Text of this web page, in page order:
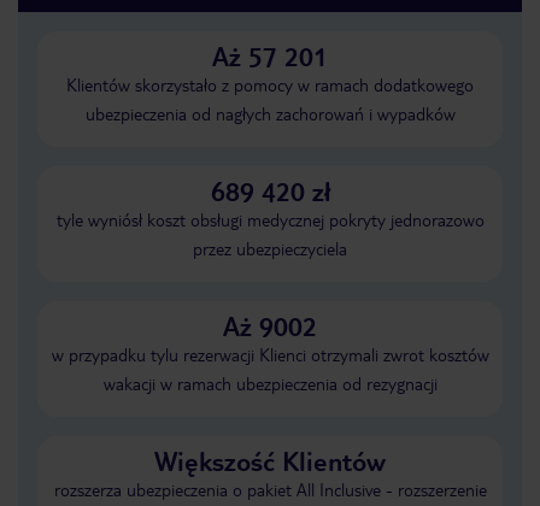
Aż 57 201
Klientów skorzystało z pomocy w ramach dodatkowego
ubezpieczenia od nagłych zachorowań i wypadków
689 420 zł
tyle wyniósł koszt obsługi medycznej pokryty jednorazowo
przez ubezpieczyciela
Aż 9002
w przypadku tylu rezerwacji Klienci otrzymali zwrot kosztów
wakacji w ramach ubezpieczenia od rezygnacji
Większość Klientów
rozszerza ubezpieczenia o pakiet All Inclusive - rozszerzenie